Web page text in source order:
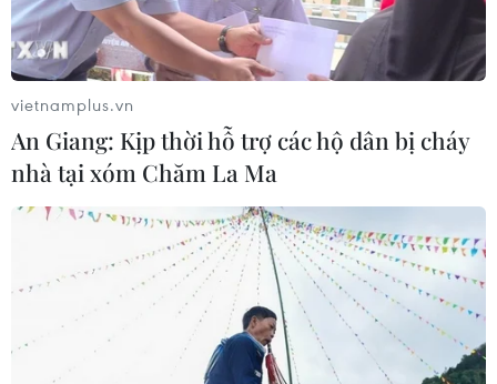
TIN CÙNG CHUYÊN MỤC
Cuộc tìm kiếm và vá lại những 'trái
tim lỗi '
07/08/2026 04:03
vietnamplus.vn
An Giang: Kịp thời hỗ trợ các hộ dân bị cháy
nhà tại xóm Chăm La Ma